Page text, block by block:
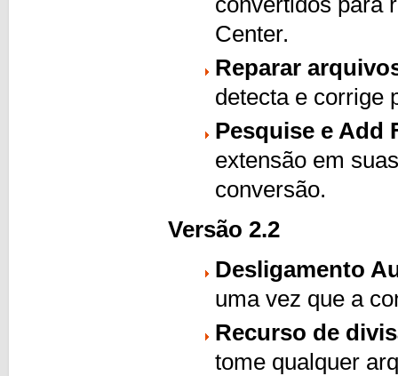
Center.
Reparar
detecta e corrige
Pesquise e Add
extensão em
conversão.
Versão 2.2
Desligamento
uma vez que a
Recurso de
tome qualquer